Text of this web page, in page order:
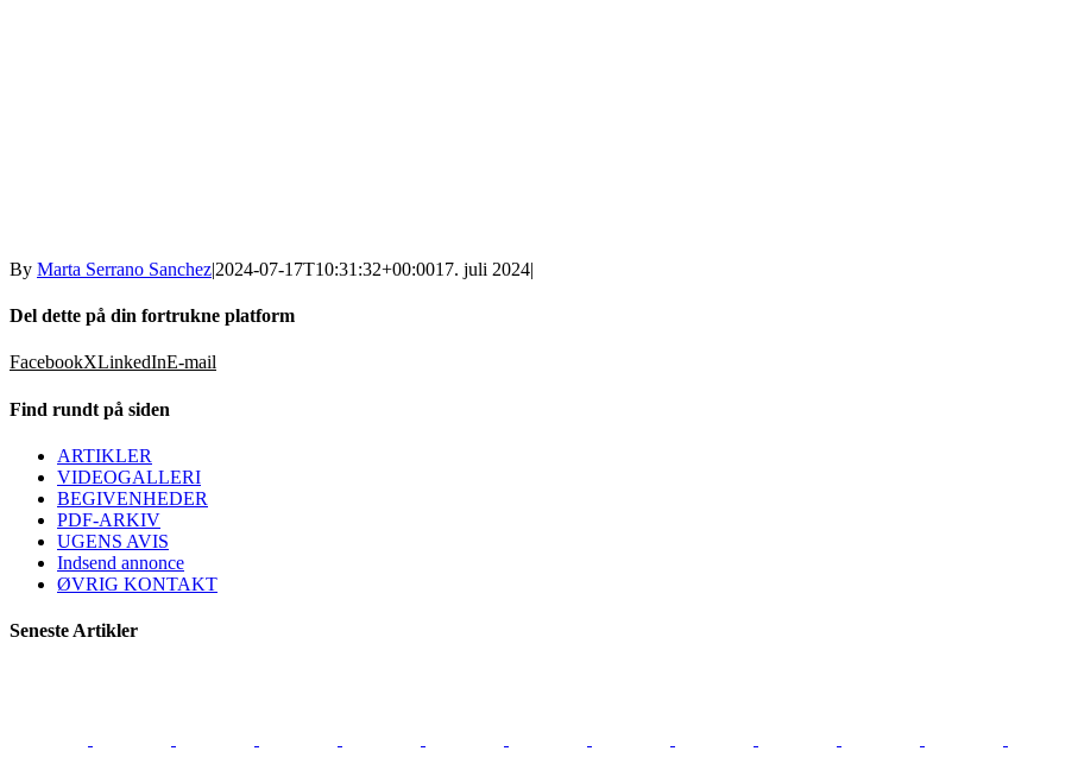
By Marta Serrano Sanchez|2024-07-17T10:31:32+00:0017. juli 2024|
Del dette på din fortrukne platform
FacebookXLinkedInE-mail
Find rundt på siden
ARTIKLER
VIDEOGALLERI
BEGIVENHEDER
PDF-ARKIV
UGENS AVIS
Indsend annonce
ØVRIG KONTAKT
Seneste Artikler